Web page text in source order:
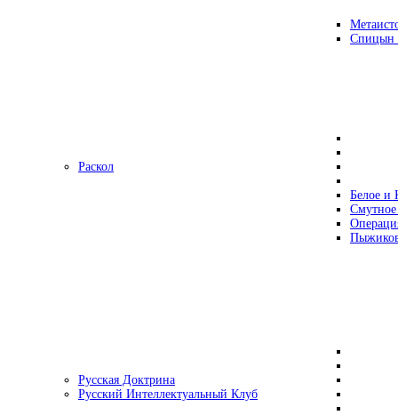
Раскол
Белое и
Русская Доктрина
Русский Интеллектуальный Клуб